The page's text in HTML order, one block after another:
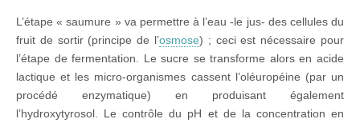
L’étape « saumure » va permettre à l’eau -le jus- des cellules du
fruit de sortir (principe de l’osmose) ; ceci est nécessaire pour
l’étape de fermentation. Le sucre se transforme alors en acide
lactique et les micro-organismes cassent l’oléuropéine (par un
procédé enzymatique) en produisant également
l’hydroxytyrosol. Le contrôle du pH et de la concentration en